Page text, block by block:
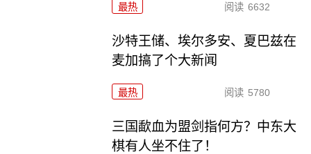
最热 阅读 6632
沙特王储、埃尔多安、夏巴兹在
麦加搞了个大新闻
最热 阅读 5780
三国歃血为盟剑指何方？中东大
棋有人坐不住了！